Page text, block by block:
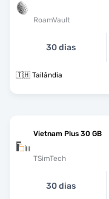
RoamVault
30 dias
🇹🇭 Tailândia
Vietnam Plus 30 GB
TSimTech
30 dias